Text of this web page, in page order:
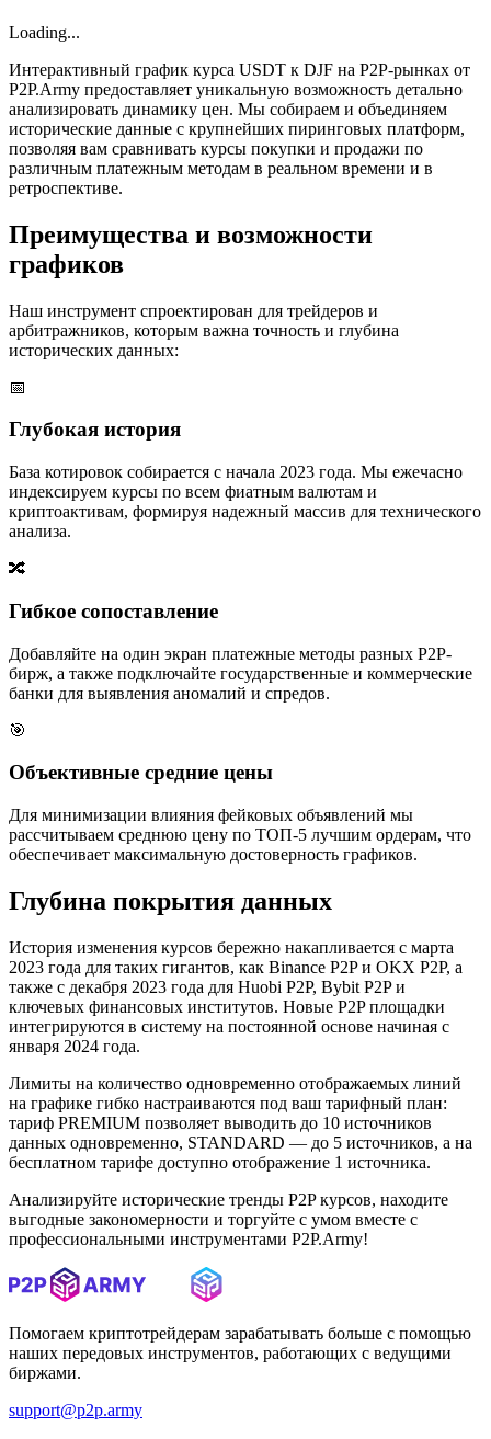
Loading...
Интерактивный график курса USDT к DJF на P2P-рынках от
P2P.Army предоставляет уникальную возможность детально
анализировать динамику цен. Мы собираем и объединяем
исторические данные с крупнейших пиринговых платформ,
позволяя вам сравнивать курсы покупки и продажи по
различным платежным методам в реальном времени и в
ретроспективе.
Преимущества и возможности
графиков
Наш инструмент спроектирован для трейдеров и
арбитражников, которым важна точность и глубина
исторических данных:
📅
Глубокая история
База котировок собирается с начала 2023 года. Мы ежечасно
индексируем курсы по всем фиатным валютам и
криптоактивам, формируя надежный массив для технического
анализа.
🔀
Гибкое сопоставление
Добавляйте на один экран платежные методы разных P2P-
бирж, а также подключайте государственные и коммерческие
банки для выявления аномалий и спредов.
🎯
Объективные средние цены
Для минимизации влияния фейковых объявлений мы
рассчитываем среднюю цену по ТОП-5 лучшим ордерам, что
обеспечивает максимальную достоверность графиков.
Глубина покрытия данных
История изменения курсов бережно накапливается с марта
2023 года для таких гигантов, как Binance P2P и OKX P2P, а
также с декабря 2023 года для Huobi P2P, Bybit P2P и
ключевых финансовых институтов. Новые P2P площадки
интегрируются в систему на постоянной основе начиная с
января 2024 года.
Лимиты на количество одновременно отображаемых линий
на графике гибко настраиваются под ваш тарифный план:
тариф PREMIUM позволяет выводить до 10 источников
данных одновременно, STANDARD — до 5 источников, а на
бесплатном тарифе доступно отображение 1 источника.
Анализируйте исторические тренды P2P курсов, находите
выгодные закономерности и торгуйте с умом вместе с
профессиональными инструментами P2P.Army!
Помогаем криптотрейдерам зарабатывать больше с помощью
наших передовых инструментов, работающих с ведущими
биржами.
support@p2p.army